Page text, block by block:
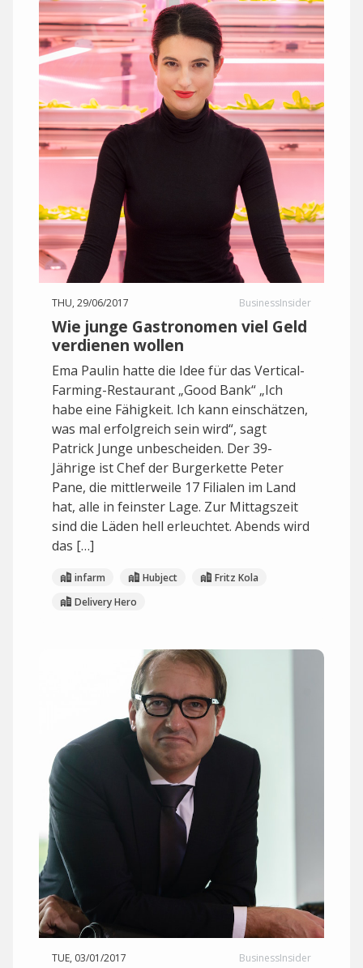
THU, 29/06/2017 BusinessInsider
Wie junge Gastronomen viel Geld
verdienen wollen
Ema Paulin hatte die Idee für das Vertical-
Farming-Restaurant „Good Bank“ „Ich
habe eine Fähigkeit. Ich kann einschätzen,
was mal erfolgreich sein wird“, sagt
Patrick Junge unbescheiden. Der 39-
Jährige ist Chef der Burgerkette Peter
Pane, die mittlerweile 17 Filialen im Land
hat, alle in feinster Lage. Zur Mittagszeit
sind die Läden hell erleuchtet. Abends wird
das […]
infarm Hubject
Fritz Kola
Delivery Hero
TUE, 03/01/2017 BusinessInsider